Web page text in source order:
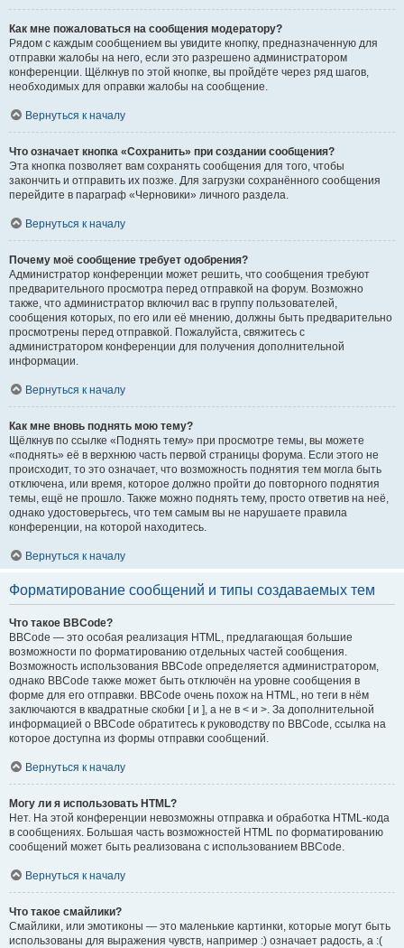
Как мне пожаловаться на сообщения модератору?
Рядом с каждым сообщением вы увидите кнопку, предназначенную для
отправки жалобы на него, если это разрешено администратором
конференции. Щёлкнув по этой кнопке, вы пройдёте через ряд шагов,
необходимых для оправки жалобы на сообщение.
Вернуться к началу
Что означает кнопка «Сохранить» при создании сообщения?
Эта кнопка позволяет вам сохранять сообщения для того, чтобы
закончить и отправить их позже. Для загрузки сохранённого сообщения
перейдите в параграф «Черновики» личного раздела.
Вернуться к началу
Почему моё сообщение требует одобрения?
Администратор конференции может решить, что сообщения требуют
предварительного просмотра перед отправкой на форум. Возможно
также, что администратор включил вас в группу пользователей,
сообщения которых, по его или её мнению, должны быть предварительно
просмотрены перед отправкой. Пожалуйста, свяжитесь с
администратором конференции для получения дополнительной
информации.
Вернуться к началу
Как мне вновь поднять мою тему?
Щёлкнув по ссылке «Поднять тему» при просмотре темы, вы можете
«поднять» её в верхнюю часть первой страницы форума. Если этого не
происходит, то это означает, что возможность поднятия тем могла быть
отключена, или время, которое должно пройти до повторного поднятия
темы, ещё не прошло. Также можно поднять тему, просто ответив на неё,
однако удостоверьтесь, что тем самым вы не нарушаете правила
конференции, на которой находитесь.
Вернуться к началу
Форматирование сообщений и типы создаваемых тем
Что такое BBCode?
BBCode — это особая реализация HTML, предлагающая большие
возможности по форматированию отдельных частей сообщения.
Возможность использования BBCode определяется администратором,
однако BBCode также может быть отключён на уровне сообщения в
форме для его отправки. BBCode очень похож на HTML, но теги в нём
заключаются в квадратные скобки [ и ], а не в < и >. За дополнительной
информацией о BBCode обратитесь к руководству по BBCode, ссылка на
которое доступна из формы отправки сообщений.
Вернуться к началу
Могу ли я использовать HTML?
Нет. На этой конференции невозможны отправка и обработка HTML-кода
в сообщениях. Большая часть возможностей HTML по форматированию
сообщений может быть реализована с использованием BBCode.
Вернуться к началу
Что такое смайлики?
Смайлики, или эмотиконы — это маленькие картинки, которые могут быть
использованы для выражения чувств, например :) означает радость, а :(